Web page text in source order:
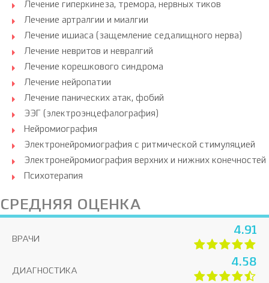
Лечение гиперкинеза, тремора, нервных тиков
Лечение артралгии и миалгии
Лечение ишиаса (защемление седалищного нерва)
Лечение невритов и невралгий
Лечение корешкового синдрома
Лечение нейропатии
Лечение панических атак, фобий
ЭЭГ (электроэнцефалография)
Нейромиография
Электронейромиография с ритмической стимуляцией
Электронейромиография верхних и нижних конечностей
Психотерапия
СРЕДНЯЯ ОЦЕНКА
ВРАЧИ
4.91
ДИАГНОСТИКА
4.58